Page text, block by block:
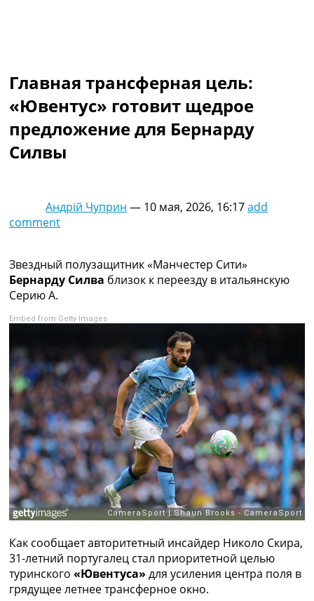
Украина. Первая Лига
Лига Чемпионов
Англия. Премьер Лига
Испания. Ла Лига
Другие Турниры >>>
Таблицы
Лига Чемпионов. Таблицы групп
Все таблицы >>>
Рейтинги
Рейтинг стран УЕФА
Рейтинг ФИФА
RU
UA
Categories
Главная
Новости футбола
Видео
Трансферы
Новости футбола Украины
Последние комментарии
Логин
Рейтинги
Правила
Коллективный прогноз
Главная трансферная цель:
«Ювентус» готовит щедрое
предложение для Бернарду
Силвы
Андрій Чуприн — 10 мая, 2026, 16:17add
comment
Звездный полузащитник «Манчестер Сити»
Бернарду Силва близок к переезду в итальянскую
Серию А.
Embed from Getty Images
Как сообщает авторитетный инсайдер Николо Скира,
31-летний португалец стал приоритетной целью
туринского «Ювентуса» для усиления центра поля в
грядущее летнее трансферное окно.